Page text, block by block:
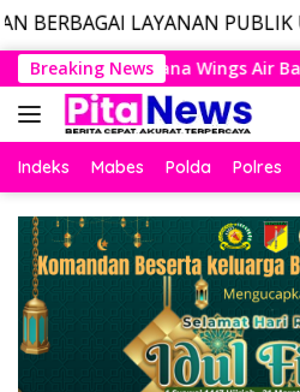
PUBLIK UNTUK
Langsung
ke
konten
Breaking News
– Lampung Resmi
Indeks Mabes Polda Polres